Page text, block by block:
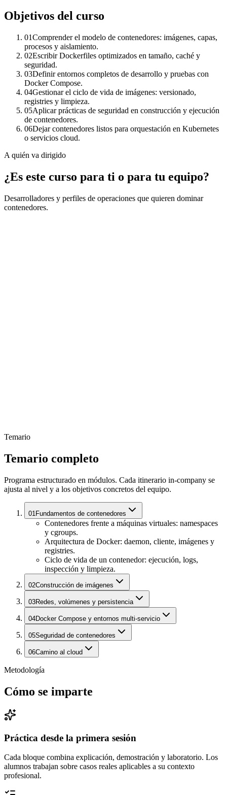
Objetivos del curso
01Comprender el modelo de contenedores: imágenes, capas,
procesos y aislamiento.
02Escribir Dockerfiles optimizados en tamaño, caché y
seguridad.
03Definir entornos completos de desarrollo y pruebas con
Docker Compose.
04Gestionar el ciclo de vida de imágenes: versionado,
registries y limpieza.
05Aplicar prácticas de seguridad en construcción y ejecución
de contenedores.
06Dejar contenedores listos para orquestación en Kubernetes
o servicios cloud.
A quién va dirigido
¿Es este curso para ti o para tu equipo?
Desarrolladores y perfiles de operaciones que quieren dominar
contenedores.
Temario
Temario completo
Programa estructurado en módulos. Cada itinerario in-company se
ajusta al nivel y a los objetivos concretos del equipo.
01Fundamentos de contenedores
Contenedores frente a máquinas virtuales: namespaces
y cgroups.
Arquitectura de Docker: daemon, cliente, imágenes y
registries.
Ciclo de vida de un contenedor: ejecución, logs,
inspección y limpieza.
02Construcción de imágenes
03Redes, volúmenes y persistencia
04Docker Compose y entornos multi-servicio
05Seguridad de contenedores
06Camino al cloud
Metodología
Cómo se imparte
Práctica desde la primera sesión
Cada bloque combina explicación, demostración y laboratorio. Los
alumnos trabajan sobre casos reales aplicables a su contexto
profesional.